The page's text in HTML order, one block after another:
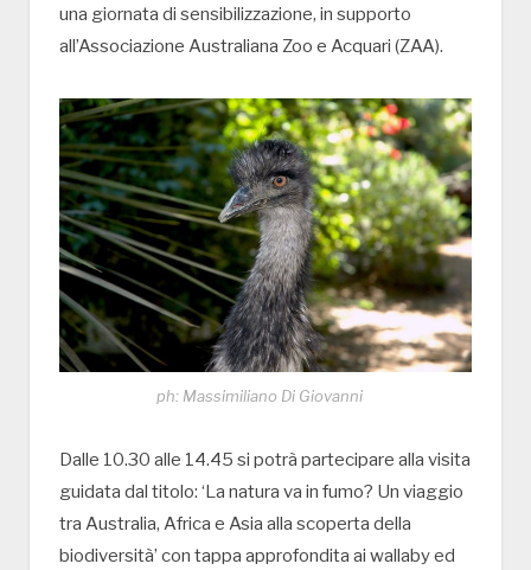
una giornata di sensibilizzazione, in supporto
all’Associazione Australiana Zoo e Acquari (ZAA).
ph: Massimiliano Di Giovanni
Dalle 10.30 alle 14.45 si potrà partecipare alla visita
guidata dal titolo: ‘La natura va in fumo? Un viaggio
tra Australia, Africa e Asia alla scoperta della
biodiversità’ con tappa approfondita ai wallaby ed